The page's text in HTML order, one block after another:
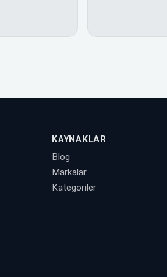
KAYNAKLAR
Blog
Markalar
Kategoriler